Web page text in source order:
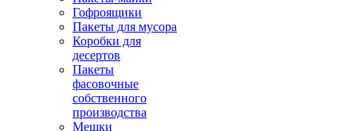
Гофроящики
Пакеты для мусора
Коробки для
десертов
Пакеты
фасовочные
собственного
производства
Мешки